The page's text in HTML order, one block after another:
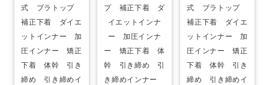
式 ブラトップ
補正下着 ダイエ
ットインナー 加
圧インナー 矯正
下着 体幹 引き
締め 引き締めイ
プ 補正下着 ダ
イエットインナ
ー 加圧インナ
ー 矯正下着 体
幹 引き締め 引
き締めインナー
式 ブラトップ
補正下着 ダイエ
ットインナー 加
圧インナー 矯正
下着 体幹 引き
締め 引き締めイ